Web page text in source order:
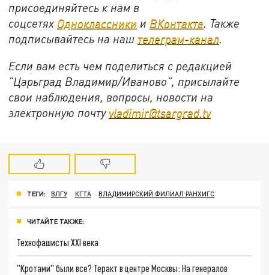
присоединяйтесь к нам в
соцсетях Одноклассники и ВКонтакте. Также
подписывайтесь на наш телеграм-канал.
Если вам есть чем поделиться с редакцией
"Царьград Владимир/Иваново", присылайте
свои наблюдения, вопросы, новости на
электронную почту vladimir@tsargrad.tv
ТЕГИ: ВЛГУ КГТА ВЛАДИМИРСКИЙ ФИЛИАЛ РАНХИГС
ЧИТАЙТЕ ТАКЖЕ:
Технофашисты XXI века
"Кротами" были все? Теракт в центре Москвы: На генералов